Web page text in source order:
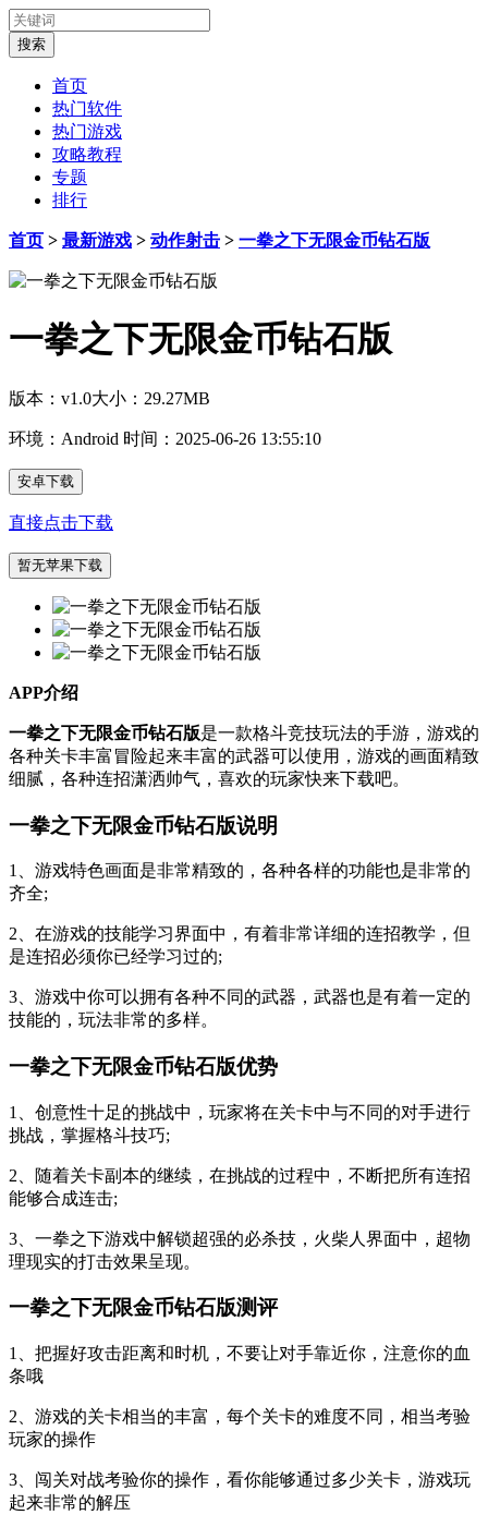
首页
热门软件
热门游戏
攻略教程
专题
排行
首页 > 最新游戏 > 动作射击 > 一拳之下无限金币钻石版
一拳之下无限金币钻石版
版本：v1.0大小：29.27MB
环境：Android 时间：2025-06-26 13:55:10
安卓下载
直接点击下载
暂无苹果下载
APP介绍
一拳之下无限金币钻石版是一款格斗竞技玩法的手游，游戏的
各种关卡丰富冒险起来丰富的武器可以使用，游戏的画面精致
细腻，各种连招潇洒帅气，喜欢的玩家快来下载吧。
一拳之下无限金币钻石版说明
1、游戏特色画面是非常精致的，各种各样的功能也是非常的
齐全;
2、在游戏的技能学习界面中，有着非常详细的连招教学，但
是连招必须你已经学习过的;
3、游戏中你可以拥有各种不同的武器，武器也是有着一定的
技能的，玩法非常的多样。
一拳之下无限金币钻石版优势
1、创意性十足的挑战中，玩家将在关卡中与不同的对手进行
挑战，掌握格斗技巧;
2、随着关卡副本的继续，在挑战的过程中，不断把所有连招
能够合成连击;
3、一拳之下游戏中解锁超强的必杀技，火柴人界面中，超物
理现实的打击效果呈现。
一拳之下无限金币钻石版测评
1、把握好攻击距离和时机，不要让对手靠近你，注意你的血
条哦
2、游戏的关卡相当的丰富，每个关卡的难度不同，相当考验
玩家的操作
3、闯关对战考验你的操作，看你能够通过多少关卡，游戏玩
起来非常的解压